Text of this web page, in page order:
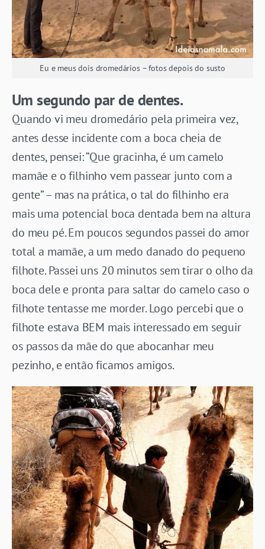
Eu e meus dois dromedários – fotos depois do susto
Um segundo par de dentes.
Quando vi meu dromedário pela primeira vez,
antes desse incidente com a boca cheia de
dentes, pensei: “Que gracinha, é um camelo
mamãe e o filhinho vem passear junto com a
gente” – mas na prática, o tal do filhinho era
mais uma potencial boca dentada bem na altura
do meu pé. Em poucos segundos passei do amor
total a mamãe, a um medo danado do pequeno
filhote. Passei uns 20 minutos sem tirar o olho da
boca dele e pronta para saltar do camelo caso o
filhote tentasse me morder. Logo percebi que o
filhote estava BEM mais interessado em seguir
os passos da mãe do que abocanhar meu
pezinho, e então ficamos amigos.